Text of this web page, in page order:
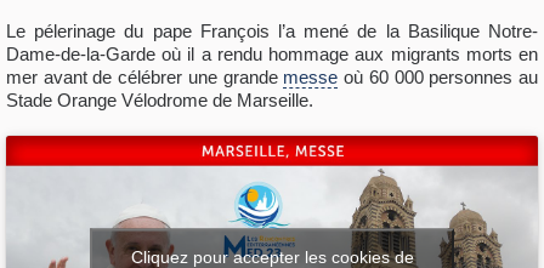
Le pélerinage du pape François l’a mené de la Basilique Notre-
Dame-de-la-Garde où il a rendu hommage aux migrants morts en
mer avant de célébrer une grande messe où 60 000 personnes au
Stade Orange Vélodrome de Marseille.
Cliquez pour accepter les cookies de